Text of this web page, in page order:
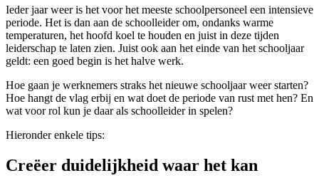
Ieder jaar weer is het voor het meeste schoolpersoneel een intensieve
periode. Het is dan aan de schoolleider om, ondanks warme
temperaturen, het hoofd koel te houden en juist in deze tijden
leiderschap te laten zien. Juist ook aan het einde van het schooljaar
geldt: een goed begin is het halve werk.
Hoe gaan je werknemers straks het nieuwe schooljaar weer starten?
Hoe hangt de vlag erbij en wat doet de periode van rust met hen? En
wat voor rol kun je daar als schoolleider in spelen?
Hieronder enkele tips:
Creëer duidelijkheid waar het kan